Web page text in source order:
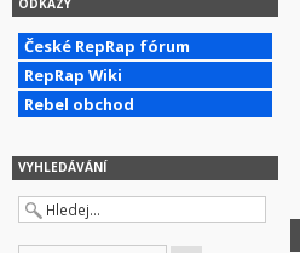
ODKAZY
České RepRap fórum
RepRap Wiki
Rebel obchod
VYHLEDÁVÁNÍ